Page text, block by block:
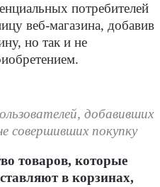
потребителей
веб-магазина, добавив
но так и не
добавивших
совершивших покупку
товаров, которые
в корзинах,